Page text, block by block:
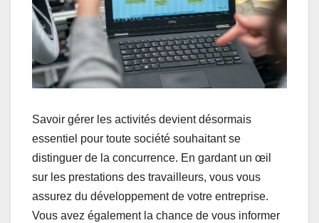
Savoir gérer les activités devient désormais
essentiel pour toute société souhaitant se
distinguer de la concurrence. En gardant un œil
sur les prestations des travailleurs, vous vous
assurez du développement de votre entreprise.
Vous avez également la chance de vous informer